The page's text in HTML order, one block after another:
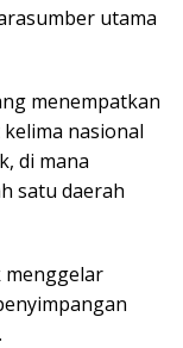
utama
menempatkan
nasional
di mana
satu daerah
menggelar